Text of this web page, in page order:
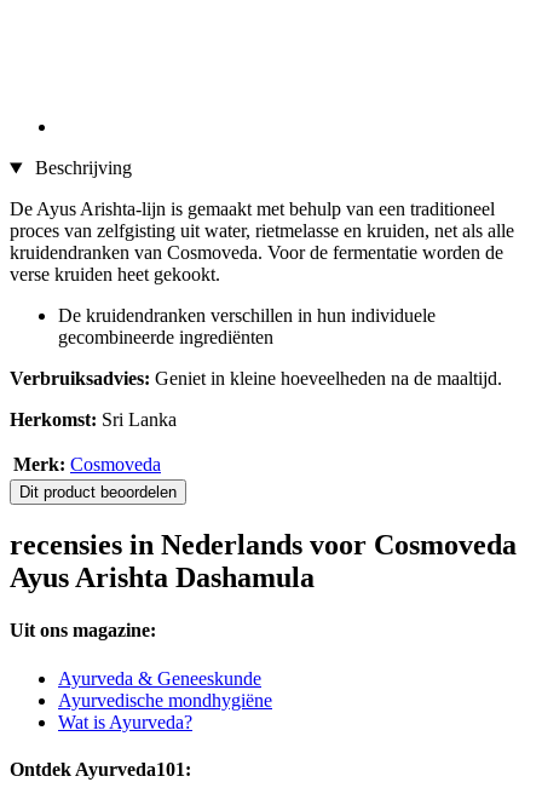
Beschrijving
De Ayus Arishta-lijn is gemaakt met behulp van een traditioneel
proces van zelfgisting uit water, rietmelasse en kruiden, net als alle
kruidendranken van Cosmoveda. Voor de fermentatie worden de
verse kruiden heet gekookt.
De kruidendranken verschillen in hun individuele
gecombineerde ingrediënten
Verbruiksadvies: Geniet in kleine hoeveelheden na de maaltijd.
Herkomst: Sri Lanka
Merk: Cosmoveda
Dit product beoordelen
recensies in Nederlands voor Cosmoveda
Ayus Arishta Dashamula
Uit ons magazine:
Ayurveda & Geneeskunde
Ayurvedische mondhygiëne
Wat is Ayurveda?
Ontdek Ayurveda101: